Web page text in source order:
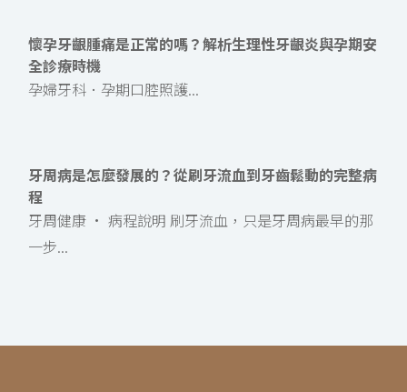
懷孕牙齦腫痛是正常的嗎？解析生理性牙齦炎與孕期安
全診療時機
孕婦牙科．孕期口腔照護...
牙周病是怎麼發展的？從刷牙流血到牙齒鬆動的完整病
程
牙周健康 · 病程說明 刷牙流血，只是牙周病最早的那
一步...